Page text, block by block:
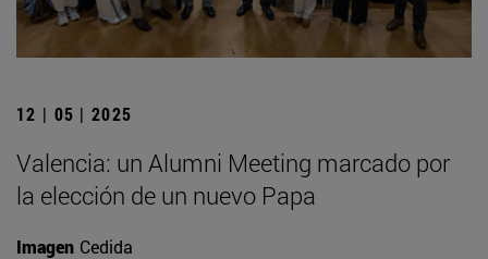
12 | 05 | 2025
Valencia: un Alumni Meeting marcado por
la elección de un nuevo Papa
Imagen Cedida